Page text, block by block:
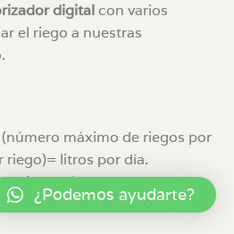
digitalcon varios
el riego a nuestras
máximo de riegos por
riego)= litros por día.
Litros a la semana
¿Podemos ayudarte?